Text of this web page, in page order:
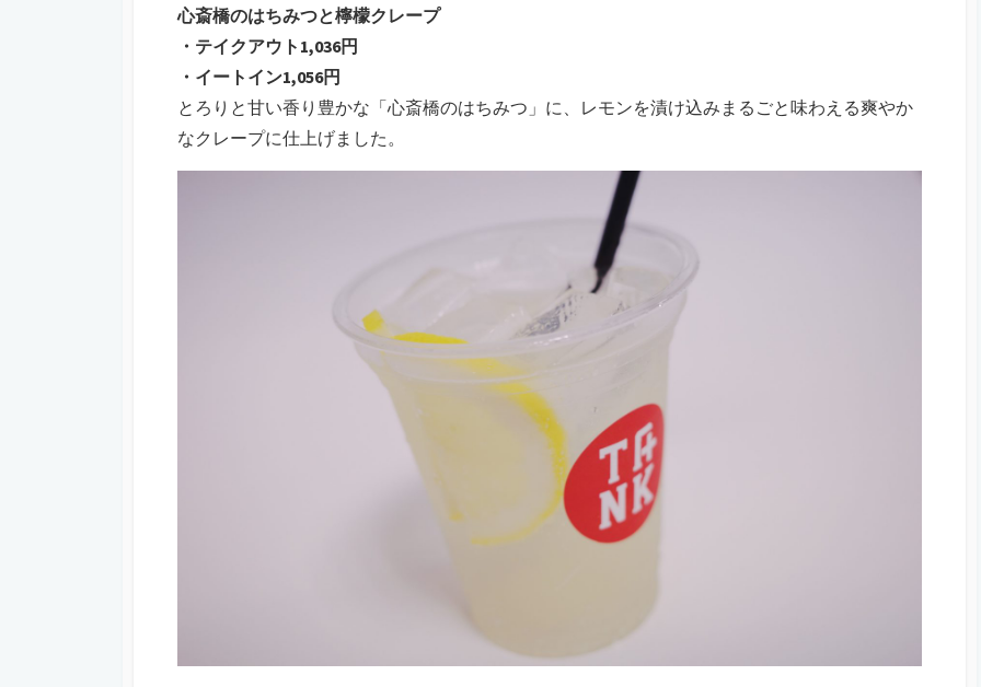
心斎橋のはちみつと檸檬クレープ
・テイクアウト1,036円
・イートイン1,056円
とろりと甘い香り豊かな「心斎橋のはちみつ」に、レモンを漬け込みまるごと味わえる爽やか
なクレープに仕上げました。